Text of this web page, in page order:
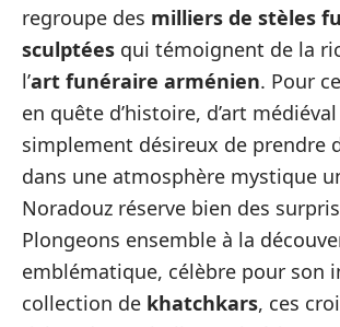
regroupe des milliers de stèles
sculptées qui témoignent de la
l’art funéraire arménien. Pour
en quête d’histoire, d’art
simplement désireux de prendre
dans une atmosphère mystique
Noradouz réserve bien des
Plongeons ensemble à la
emblématique, célèbre pour son
collection de khatchkars, ces